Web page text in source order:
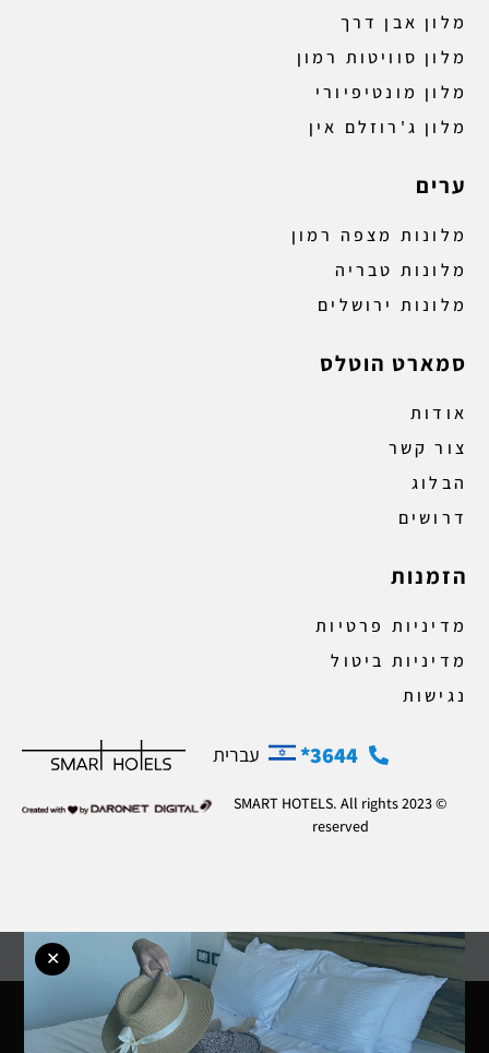
הזמן עכשיו
מלון אבן דרך
מלון סוויטות רמון
מלון מונטיפיורי
מלון ג'רוזלם אין
ערים
מלונות מצפה רמון
מלונות טבריה
מלונות ירושלים
סמארט הוטלס
אודות
צור קשר
הבלוג
דרושים
הזמנות
מדיניות פרטיות
מדיניות ביטול
נגישות
3644* עברית
© 2023 SMART HOTELS. All rights
reserved
✕